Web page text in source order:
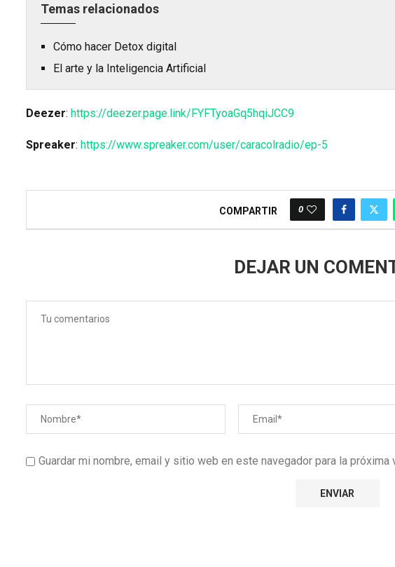
Temas relacionados
Cómo hacer Detox digital
El arte y la Inteligencia Artificial
Deezer: https://deezer.page.link/FYFTyoaGq5hqiJCC9
Spreaker: https://www.spreaker.com/user/caracolradio/ep-5
COMPARTIR 0
DEJAR UN
Guardar mi nombre, email y sitio web en este navegador para la próxima